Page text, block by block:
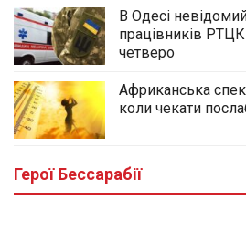
В Одесі
працівників
четверо
Африканська
коли чекати
Герої Бессарабії
У центральному сквері
облаштовують Алею Слави
Героїв громади
03.08.2026